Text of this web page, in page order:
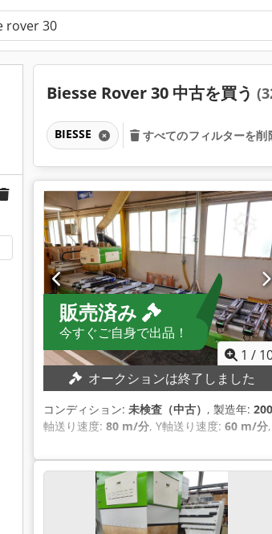
Biesse Rover 30 中古を買う
BIESSE すべてのフィルターを削
販売済み
今すぐご自身で出品！
1 /
オークションは終了しました
コンディション: 未検査（中古） , 製造年:
軸送り速度: 80 m/分, Y軸送り速度: 60 m/分